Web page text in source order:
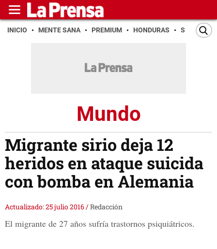
INICIO MENTE SANA PREMIUM HONDURAS SAN PEDRO
Mundo
Migrante sirio deja 12
heridos en ataque suicida
con bomba en Alemania
Actualizado: 25 julio 2016/Redacción
El migrante de 27 años sufría trastornos psiquiátricos.